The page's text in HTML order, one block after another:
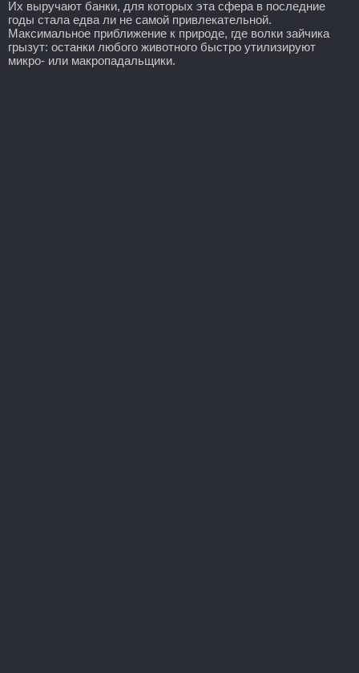
Их выручают банки, для которых эта сфера в последние
годы стала едва ли не самой привлекательной.
Максимальное приближение к природе, где волки зайчика
грызут: останки любого животного быстро утилизируют
микро- или макропадальщики.